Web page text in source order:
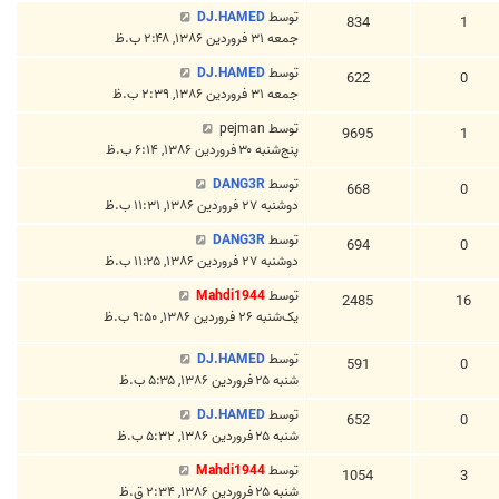
1
834 توسطDJ.HAMED
جمعه ۳۱ فروردین ۱۳۸۶, ۲:۴۸ ب.ظ
0
622 توسطDJ.HAMED
جمعه ۳۱ فروردین ۱۳۸۶, ۲:۳۹ ب.ظ
1
9695 توسط pejman
پنج‌شنبه ۳۰ فروردین ۱۳۸۶, ۶:۱۴ ب.ظ
0
668 توسطDANG3R
دوشنبه ۲۷ فروردین ۱۳۸۶, ۱۱:۳۱ ب.ظ
0
694 توسطDANG3R
دوشنبه ۲۷ فروردین ۱۳۸۶, ۱۱:۲۵ ب.ظ
16
2485 توسطMahdi1944
یک‌شنبه ۲۶ فروردین ۱۳۸۶, ۹:۵۰ ب.ظ
0
591 توسطDJ.HAMED
شنبه ۲۵ فروردین ۱۳۸۶, ۵:۳۵ ب.ظ
0
652 توسطDJ.HAMED
شنبه ۲۵ فروردین ۱۳۸۶, ۵:۳۲ ب.ظ
3
1054 توسطMahdi1944
شنبه ۲۵ فروردین ۱۳۸۶, ۲:۳۴ ق.ظ